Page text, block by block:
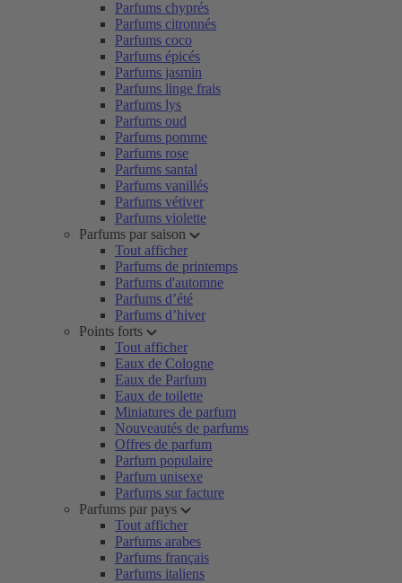
Parfums chyprés
Parfums citronnés
Parfums coco
Parfums épicés
Parfums jasmin
Parfums linge frais
Parfums lys
Parfums oud
Parfums pomme
Parfums rose
Parfums santal
Parfums vanillés
Parfums vétiver
Parfums violette
Parfums par saison
Tout afficher
Parfums de printemps
Parfums d'automne
Parfums d’été
Parfums d’hiver
Points forts
Tout afficher
Eaux de Cologne
Eaux de Parfum
Eaux de toilette
Miniatures de parfum
Nouveautés de parfums
Offres de parfum
Parfum populaire
Parfum unisexe
Parfums sur facture
Parfums par pays
Tout afficher
Parfums arabes
Parfums français
Parfums italiens